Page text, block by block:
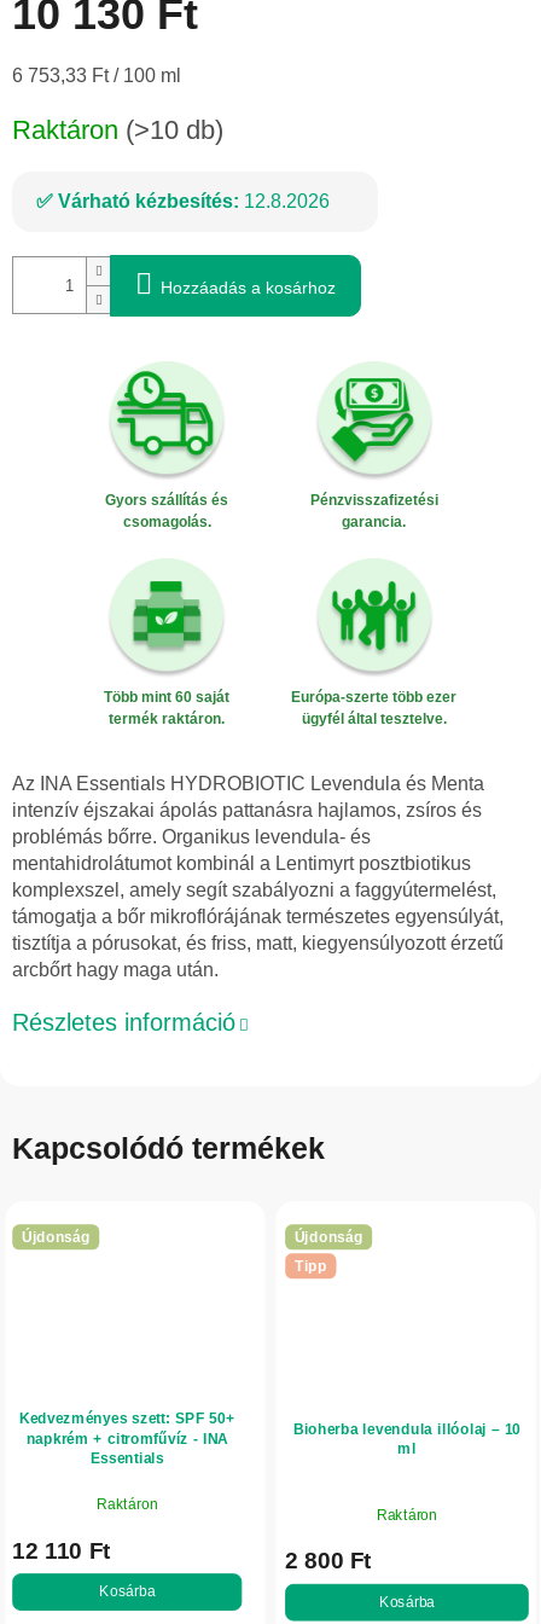
10 130 Ft
Egységár:
6 753,33 Ft / 100 ml
Raktáron (>10 db)
Várható kézbesítés: 12.8.2026
Hozzáadás a kosárhoz
Gyors szállítás és
csomagolás.
Pénzvisszafizetési
garancia.
Több mint 60 saját
termék raktáron.
Európa-szerte több ezer
ügyfél által tesztelve.
Az INA Essentials HYDROBIOTIC Levendula és Menta
intenzív éjszakai ápolás pattanásra hajlamos, zsíros és
problémás bőrre. Organikus levendula- és
mentahidrolátumot kombinál a Lentimyrt posztbiotikus
komplexszel, amely segít szabályozni a faggyútermelést,
támogatja a bőr mikroflórájának természetes egyensúlyát,
tisztítja a pórusokat, és friss, matt, kiegyensúlyozott érzetű
arcbőrt hagy maga után.
Részletes információ
Kapcsolódó termékek
Újdonság
Kedvezményes szett: SPF 50+
napkrém + citromfűvíz - INA
Essentials
Raktáron
12 110 Ft
Kosárba
Újdonság
Tipp
Bioherba levendula illóolaj – 10
ml
Raktáron
2 800 Ft
Kosárba